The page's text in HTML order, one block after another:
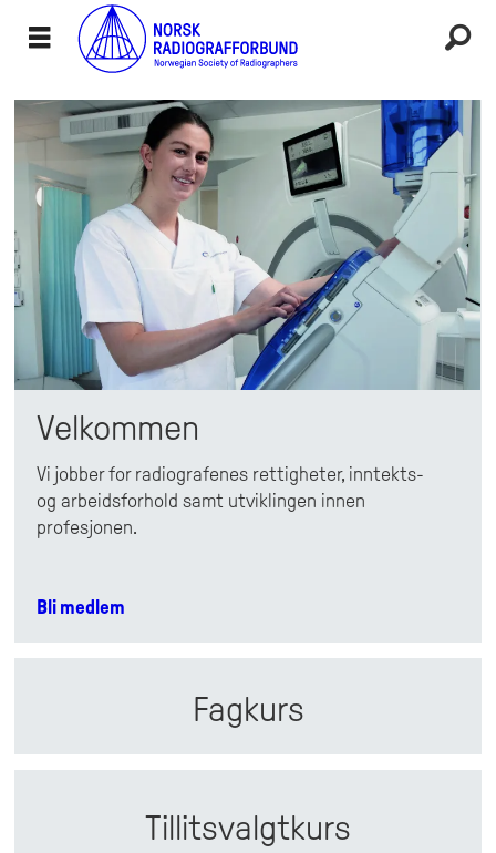
Norsk
Radiografforbund
-
The
Norwegian
Society
Radiographers
Velkommen
Vi jobber for radiografenes rettigheter, inntekts-
og arbeidsforhold samt utviklingen innen
profesjonen.
Bli medlem
Fagkurs
Tillitsvalgtkurs